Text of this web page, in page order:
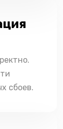
сбоев.